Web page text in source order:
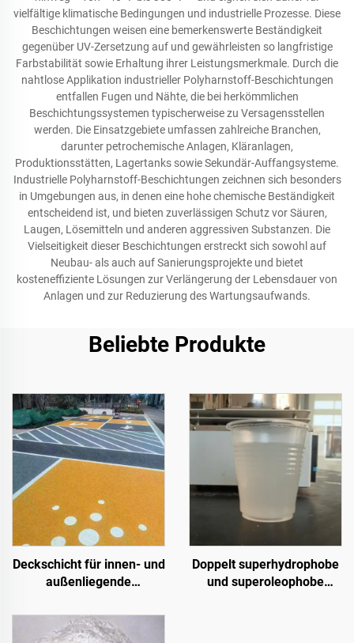
vielfältige klimatische Bedingungen und industrielle Prozesse. Diese
Beschichtungen weisen eine bemerkenswerte Beständigkeit
gegenüber UV-Zersetzung auf und gewährleisten so langfristige
Farbstabilität sowie Erhaltung ihrer Leistungsmerkmale. Durch die
nahtlose Applikation industrieller Polyharnstoff-Beschichtungen
entfallen Fugen und Nähte, die bei herkömmlichen
Beschichtungssystemen typischerweise zu Versagensstellen
werden. Die Einsatzgebiete umfassen zahlreiche Branchen,
darunter petrochemische Anlagen, Kläranlagen,
Produktionsstätten, Lagertanks sowie Sekundär-Auffangsysteme.
Industrielle Polyharnstoff-Beschichtungen zeichnen sich besonders
in Umgebungen aus, in denen eine hohe chemische Beständigkeit
entscheidend ist, und bieten zuverlässigen Schutz vor Säuren,
Laugen, Lösemitteln und anderen aggressiven Substanzen. Die
Vielseitigkeit dieser Beschichtungen erstreckt sich sowohl auf
Neubau- als auch auf Sanierungsprojekte und bietet
kosteneffiziente Lösungen zur Verlängerung der Lebensdauer von
Anlagen und zur Reduzierung des Wartungsaufwands.
Beliebte Produkte
Deckschicht für innen- und
außenliegende
Kombination mit ST400-
Grundierung),
Doppelt superhydrophobe
und superoleophobe